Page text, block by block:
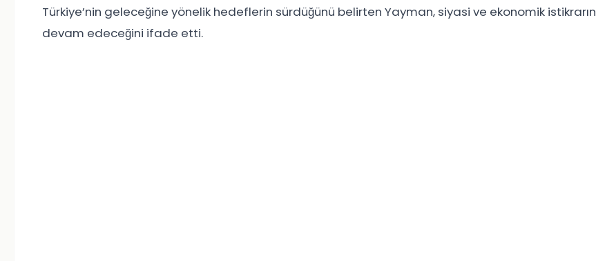
Türkiye’nin geleceğine yönelik hedeflerin sürdüğünü belirten Yayman, siyasi ve ekonomik istikrarın
devam edeceğini ifade etti.